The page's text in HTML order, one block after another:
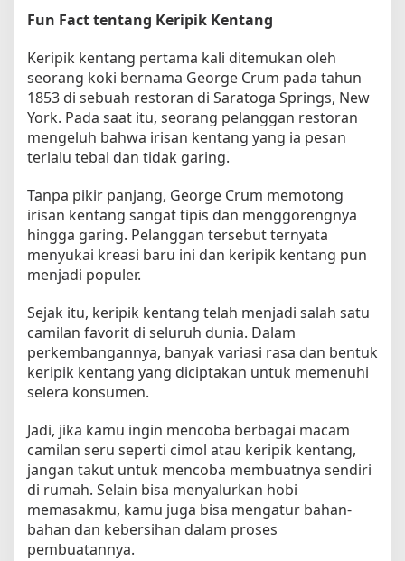
Fun Fact tentang Keripik Kentang
Keripik kentang pertama kali ditemukan oleh
seorang koki bernama George Crum pada tahun
1853 di sebuah restoran di Saratoga Springs, New
York. Pada saat itu, seorang pelanggan restoran
mengeluh bahwa irisan kentang yang ia pesan
terlalu tebal dan tidak garing.
Tanpa pikir panjang, George Crum memotong
irisan kentang sangat tipis dan menggorengnya
hingga garing. Pelanggan tersebut ternyata
menyukai kreasi baru ini dan keripik kentang pun
menjadi populer.
Sejak itu, keripik kentang telah menjadi salah satu
camilan favorit di seluruh dunia. Dalam
perkembangannya, banyak variasi rasa dan bentuk
keripik kentang yang diciptakan untuk memenuhi
selera konsumen.
Jadi, jika kamu ingin mencoba berbagai macam
camilan seru seperti cimol atau keripik kentang,
jangan takut untuk mencoba membuatnya sendiri
di rumah. Selain bisa menyalurkan hobi
memasakmu, kamu juga bisa mengatur bahan-
bahan dan kebersihan dalam proses
pembuatannya.